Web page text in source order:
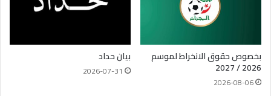
بخصوص حقوق الانخراط لموسم
2026 / 2027
2026-08-06
بيان حداد
2026-07-31